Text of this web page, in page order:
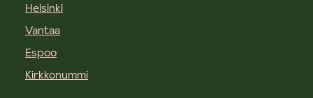
Helsinki
Vantaa
Espoo
Kirkkonummi